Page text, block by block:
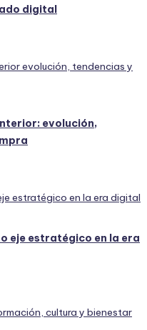
digital
evolución,
eje estratégico en la era